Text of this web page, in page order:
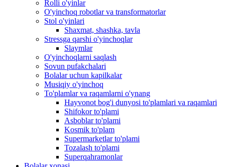
Rolli o'yinlar
O'yinchoq robotlar va transformatorlar
Stol o'yinlari
Shaxmat, shashka, tavla
Stressga qarshi o'yinchoqlar
Slaymlar
O'yinchoqlarni saqlash
Sovun pufakchalari
Bolalar uchun kapilkalar
Musiqiy o'yinchoq
To'plamlar va raqamlarni o'ynang
Hayvonot bog'i dunyosi to'plamlari va raqamlari
Shifokor to'plami
Asboblar to'plami
Kosmik to'plam
Supermarketlar to'plami
Tozalash to'plami
Superqahramonlar